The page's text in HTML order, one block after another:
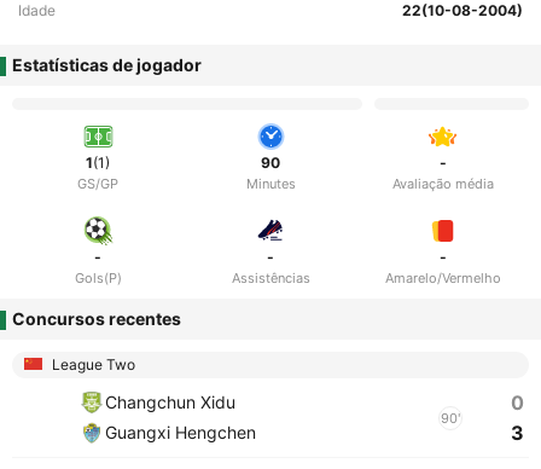
Idade 22(10-08-2004)
Estatísticas de jogador
1(1)
GS/GP
90
Minutes
-
Avaliação média
-
Gols(P)
-
Assistências
-
Amarelo/Vermelho
Concursos recentes
League Two
Changchun Xidu
Guangxi Hengchen
90'
0
3